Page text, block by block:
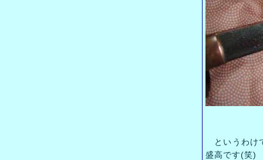
というわけ
盛高です(笑)